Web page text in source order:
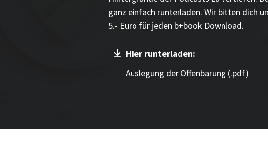
ganz einfach runterladen. Wir bitten dich
5.- Euro für jeden b+book Download.
Hier runterladen:
Auslegung der Offenbarung (.pdf)